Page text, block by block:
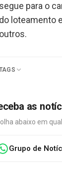
segue para o
do loteamento
outros.
as
abaixo em
Grupo de